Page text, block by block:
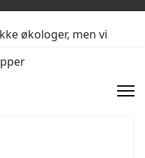
økologer, men vi